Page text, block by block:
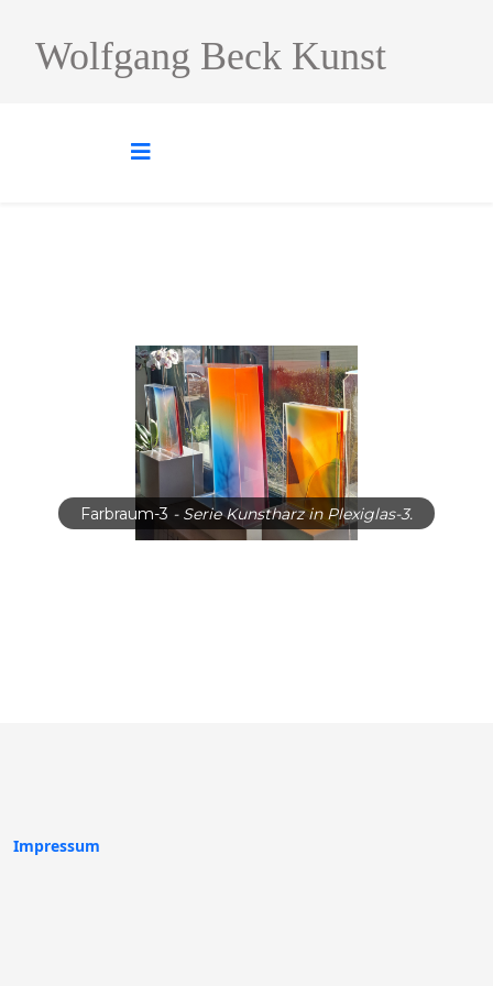
Wolfgang Beck Kunst
Farbraum-3 - Serie Kunstharz in Plexiglas-3.
Impressum